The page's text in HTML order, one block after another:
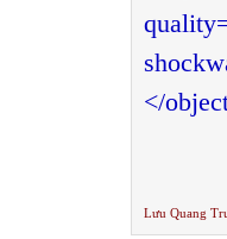
</
Lưu Quang